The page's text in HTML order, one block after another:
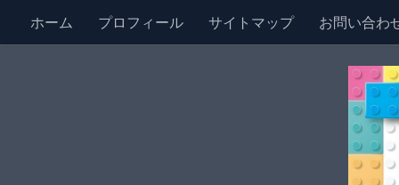
ホーム プロフィール サイトマップ お問い合わ